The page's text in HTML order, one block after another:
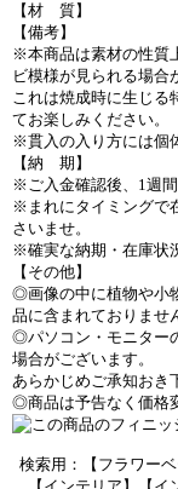
【材 質】
【備考】
※本商品は素材の性質
ビ模様が見られる場合
これは焼成時に生じる
てお楽しみください。
※貫入の入り方には個
【納 期】
※ご入金確認後、1週間
※まれにタイミングで
さいませ。
※確実な納期・在庫状
【その他】
◎画像の中に植物や小
品に含まれておりませ
◎パソコン・モニター
場合がございます。
あらかじめご承知おき
◎商品は予告なく価格
検索用：【フラワー